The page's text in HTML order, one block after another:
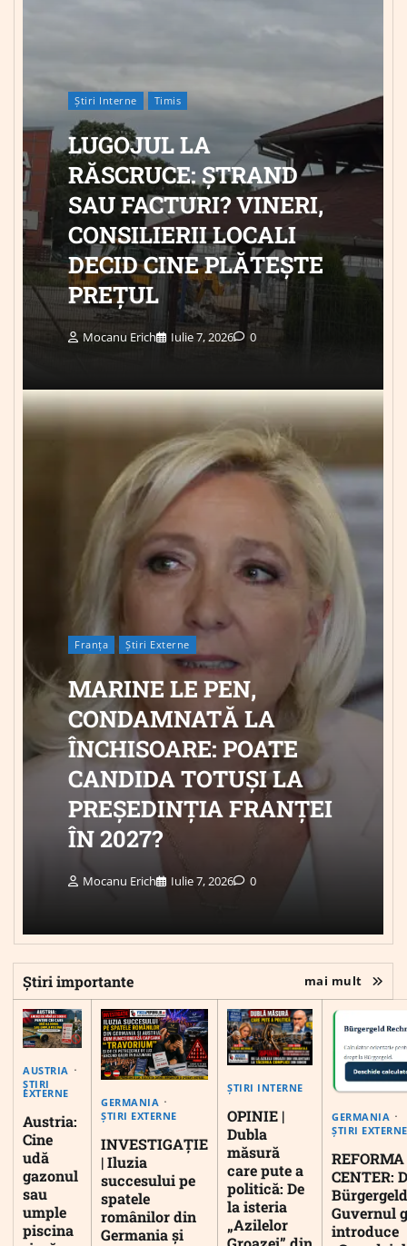
Știri Interne Timis
LUGOJUL LA
RĂSCRUCE: ȘTRAND
SAU FACTURI? VINERI,
CONSILIERII LOCALI
DECID CINE PLĂTEȘTE
PREȚUL
Mocanu Erich Iulie 7, 2026 0
Franța Știri Externe
MARINE LE PEN,
CONDAMNATĂ LA
ÎNCHISOARE: POATE
CANDIDA TOTUȘI LA
PREȘEDINȚIA FRANȚEI
ÎN 2027?
Mocanu Erich Iulie 7, 2026 0
Știri importante mai mult
AUSTRIA
ȘTIRI
EXTERNE
Austria:
Cine
udă
gazonul
sau
umple
piscina
GERMANIA
ȘTIRI EXTERNE
INVESTIGAȚIE
| Iluzia
succesului pe
spatele
românilor din
Germania și
ȘTIRI INTERNE
OPINIE |
Dubla
măsură
care pute a
politică: De
la isteria
„Azilelor
GERMANIA
ȘTIRI EXTERNE
CENTER:
Guvernul
introduce